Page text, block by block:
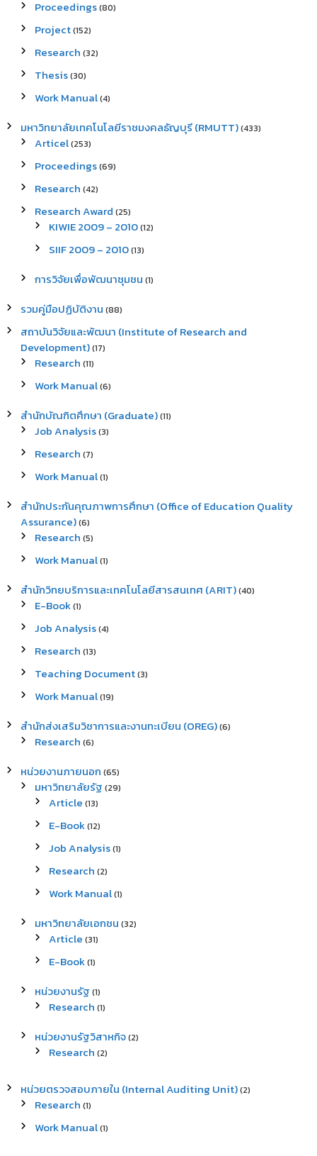
Proceedings(80)
Project(152)
Research (32)
Thesis(30)
Work Manual(4)
มหาวิทยาลัยเทคโนโลยีราชมงคลธัญบุรี (RMUTT)(433)
Articel(253)
Proceedings(69)
Research (42)
Research Award (25)
KIWIE 2009 – 2010(12)
SIIF 2009 – 2010(13)
การวิจัยเพื่อพัฒนาชุมชน (1)
รวมคู่มือปฏิบัติงาน (88)
สถาบันวิจัยและพัฒนา (Institute of Research and
Development)(17)
Research (11)
Work Manual(6)
สำนักบัณฑิตศึกษา (Graduate)(11)
Job Analysis(3)
Research (7)
Work Manual(1)
สำนักประกันคุณภาพการศึกษา (Office of Education Quality
Assurance)(6)
Research (5)
Work Manual(1)
สำนักวิทยบริการและเทคโนโลยีสารสนเทศ (ARIT)(40)
E-Book(1)
Job Analysis(4)
Research (13)
Teaching Document(3)
Work Manual(19)
สำนักส่งเสริมวิชาการและงานทะเบียน (OREG)(6)
Research (6)
หน่วยงานภายนอก (65)
มหาวิทยาลัยรัฐ (29)
Article (13)
E-Book(12)
Job Analysis(1)
Research (2)
Work Manual(1)
มหาวิทยาลัยเอกชน (32)
Article (31)
E-Book(1)
หน่วยงานรัฐ (1)
Research (1)
หน่วยงานรัฐวิสาหกิจ(2)
Research (2)
หน่วยตรวจสอบภายใน (Internal Auditing Unit)(2)
Research (1)
Work Manual(1)